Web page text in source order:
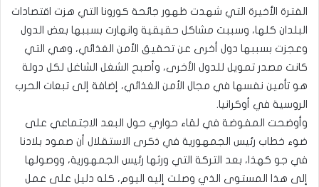
الفترة الأخيرة التي شهدت ظهور جائحة كورونا التي هزت اقتصادات
البلدان كلها، وسببت مشاكل حقيقية وانهارت بسببها بعض الدول
وعجزت بسببها دول أخرى عن تحقيق الأمن الغذائي، وهي التي
كانت مصدر تمويل للدول الأخرى، وأصبح الشغل الشاغل لكل دولة
هو تأمين نفسها في مجال الأمن الغذائي، إضافة إلى تبعات الحرب
الروسية في أوكرانيا.
وأوضحت المفوضة في لقاء حواري حول البعد الاجتماعي على
ضوء خطاب رئيس الجمهورية في ذكرى الاستقلال أن صمود بلادنا
في جو كهذا، بعد التركة التي ورثها رئيس الجمهورية، ووصولها
إلى هذا المستوى الذي وصلت إليه اليوم، كله دليل على عمل